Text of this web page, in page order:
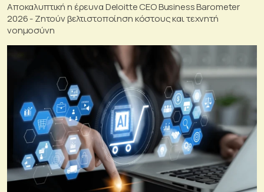
Αποκαλυπτική η έρευνα Deloitte CEO Business Barometer
2026 - Ζητούν βελτιστοποίηση κόστους και τεχνητή
νοημοσύνη